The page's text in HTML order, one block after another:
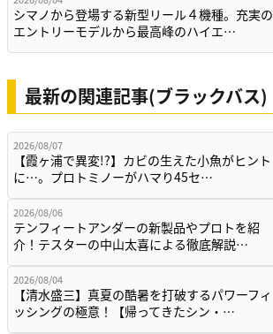
シマノから登場する新型リール４機種。充実の
エントリーモデルから最高峰のハイエ…
最新の関連記事(ブラックバス)
2026/08/07
【霞ヶ浦で異変!?】カビの生えた小魚がヒント
に…。プロトミノーがハマり45セ…
2026/08/06
テンフィートアンダーの新製品やプロトを紹
介！テスターの中山太喜による徹底解説…
2026/08/04
【清水盛三】真夏の酷暑を打破するパワーフィ
ッシングの極意！【帰ってきたシン・…